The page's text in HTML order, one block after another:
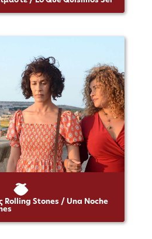
Rolling Stones / Una Noche